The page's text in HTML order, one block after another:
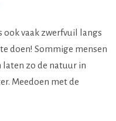
ook vaak zwerfvuil langs
doen! Sommige mensen
zo de natuur in
Meedoen met de